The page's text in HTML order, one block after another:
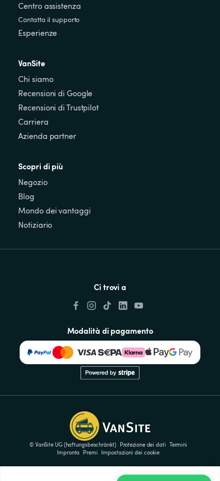
Centro assistenza
Contatta il supporto
Esperienze
VanSite
Chi siamo
Recensioni di Google
Recensioni di Trustpilot
Carriera
Azienda partner
Scopri di più
Negozio
Blog
Mondo dei vantaggi
Notiziario
Ci trovi a
Modalità di pagamento
© VanSite UG (haftungsbeschränkt) Protezione dei dati Termini
Impronta
Premi Impostazioni dei cookie